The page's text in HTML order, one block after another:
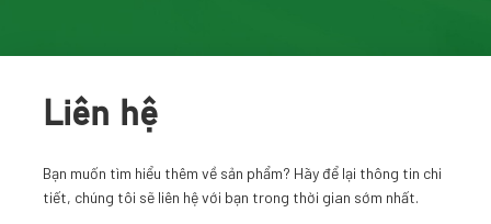
Liên hệ
Bạn muốn tìm hiểu thêm về sản phẩm? Hãy để lại thông tin chi
tiết, chúng tôi sẽ liên hệ với bạn trong thời gian sớm nhất.